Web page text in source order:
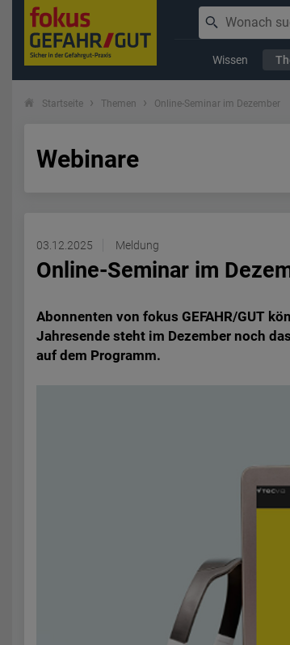
Wissen
Startseite Themen Online-Seminar im Dezember
Webinare
03.12.2025 Meldung
Online-Seminar im
Abonnenten von fokus GEFAHR/GUT
Jahresende steht im Dezember noch
auf dem Programm.